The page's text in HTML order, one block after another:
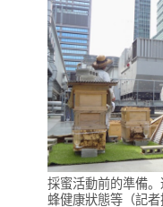
採蜜活動前的準備
蜂健康狀態等（記